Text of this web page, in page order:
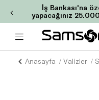
İş Bankası'na
2.000
Anasayfa Valizler